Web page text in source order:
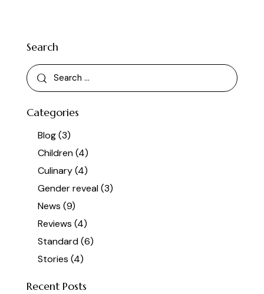
Search
Categories
Blog(3)
Children(4)
Culinary(4)
Gender reveal(3)
News (9)
Reviews (4)
Standard(6)
Stories (4)
Recent Posts